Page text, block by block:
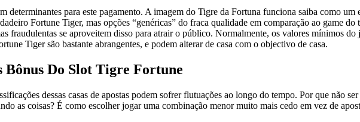
determinantes para este pagamento. A imagem do Tigre da Fortuna funciona saiba como
Fortune Tiger, mas opções “genéricas” do fraca qualidade em comparação ao game
fraudulentas se aproveitem disso para atrair o público. Normalmente, os valores mínimos
Tiger são bastante abrangentes, e podem alterar de casa com o objectivo de casa.
Bônus Do Slot Tigre Fortune
de­ssas casas de apostas podem sofrer flutuaçõe­s ao longo do tempo. Por que não
as coisas? É como escolher jogar uma combinação menor muito mais ce­do em vez de